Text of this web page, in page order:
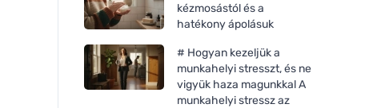
kézmosástól és a
hatékony ápolásuk
# Hogyan kezeljük a
munkahelyi stresszt, és ne
vigyük haza magunkkal A
munkahelyi stressz az